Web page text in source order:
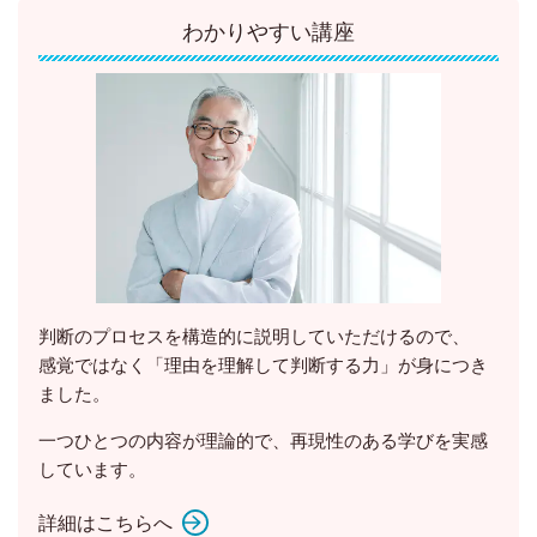
わかりやすい講座
判断のプロセスを構造的に説明していただけるので、
感覚ではなく「理由を理解して判断する力」が身につき
ました。
一つひとつの内容が理論的で、再現性のある学びを実感
しています。
詳細はこちらへ